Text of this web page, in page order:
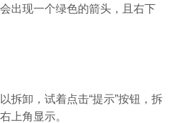
出现一个绿色的箭头，且右下
拆卸，试着点击“提示”按钮，拆
上角显示。